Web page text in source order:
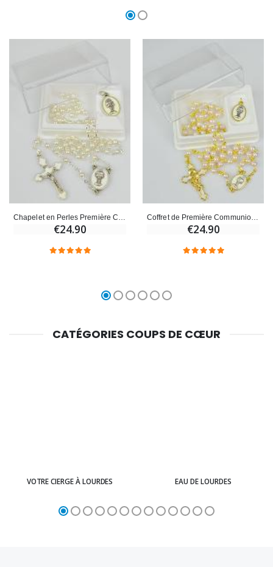
€24.90
Coffret de Première Communion Chapelet + Médaille - Doré
€24.90
CATÉGORIES COUPS DE CŒUR
VOTRE CIERGE À LOURDES EAU DE LOURDES